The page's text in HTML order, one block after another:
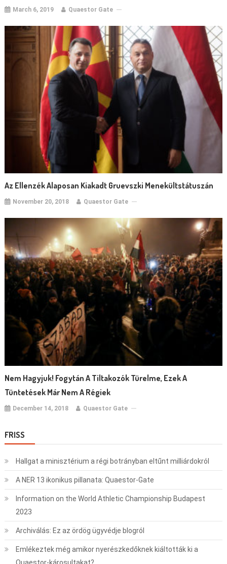
March 6, 2019 Quaestor Gate
Az Ellenzék Alaposan Kiakadt Gruevszki Menekültstátuszán
November 20, 2018 Quaestor Gate
Nem Hagyjuk! Fogytán A Tiltakozók Türelme, Ezek A
Tüntetések Már Nem A Régiek
December 14, 2018 Quaestor Gate
FRISS
Hallgat a minisztérium a régi botrányban eltűnt milliárdokról
A NER 13 ikonikus pillanata: Quaestor-Gate
Information on the World Athletic Championship Budapest
2023
Archiválás: Ez az ördög ügyvédje blogról
Emlékeztek még amikor nyerészkedőknek kiáltották ki a